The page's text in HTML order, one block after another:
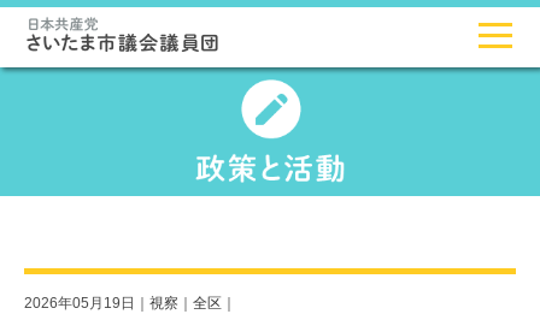
2026年05月19日｜ 視察 全区